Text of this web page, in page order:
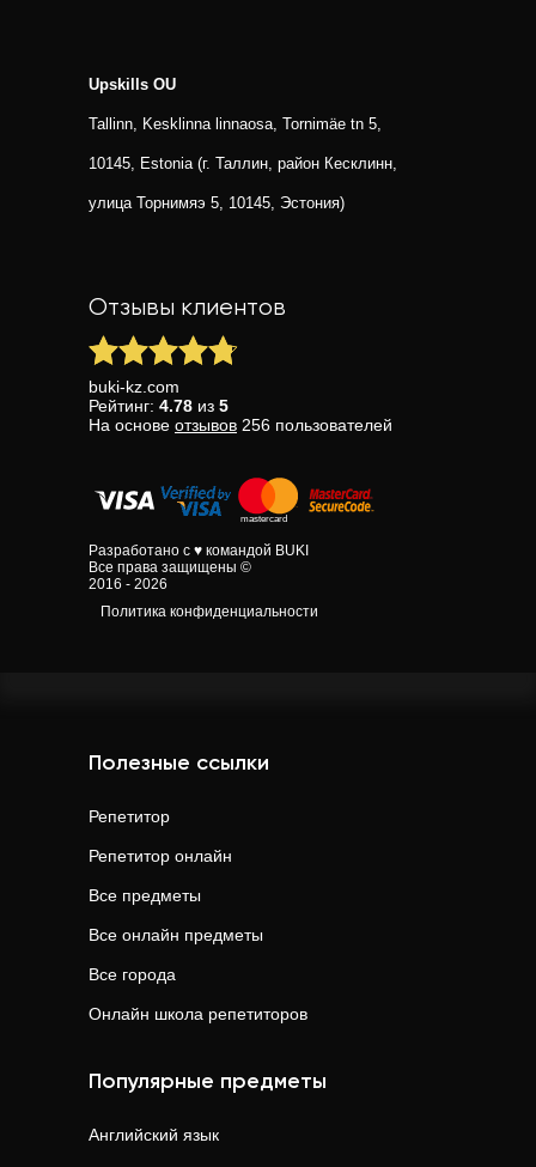
Upskills OU
Tallinn, Kesklinna linnaosa, Tornimäe tn 5,
10145, Estonia (г. Таллин, район Кесклинн,
улица Торнимяэ 5, 10145, Эстония)
Отзывы клиентов
buki-kz.com
Рейтинг: 4.78 из 5
На основе отзывов 256 пользователей
Разработано с ♥ командой BUKI
Все права защищены ©
2016 - 2026
Политика конфиденциальности
Полезные ссылки
Репетитор
Репетитор онлайн
Все предметы
Все онлайн предметы
Все города
Онлайн школа репетиторов
Популярные предметы
Английский язык